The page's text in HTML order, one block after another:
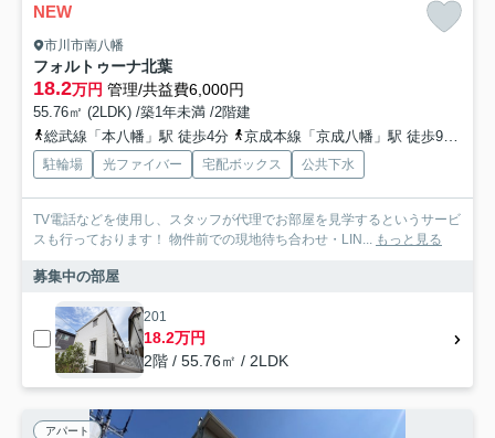
NEW
市川市南八幡
フォルトゥーナ北葉
18.2万円 管理/共益費6,000円
55.76㎡ (2LDK) /築1年未満 /2階建
総武線「本八幡」駅 徒歩4分
京成本線「京成八幡」駅 徒歩9分
駐輪場 光ファイバー 宅配ボックス 公共下水
TV電話などを使用し、スタッフが代理でお部屋を見学するというサービ
スも行っております！ 物件前での現地待ち合わせ・LIN...
もっと見る
募集中の部屋
201
18.2万円
2階 / 55.76㎡ / 2LDK
アパート